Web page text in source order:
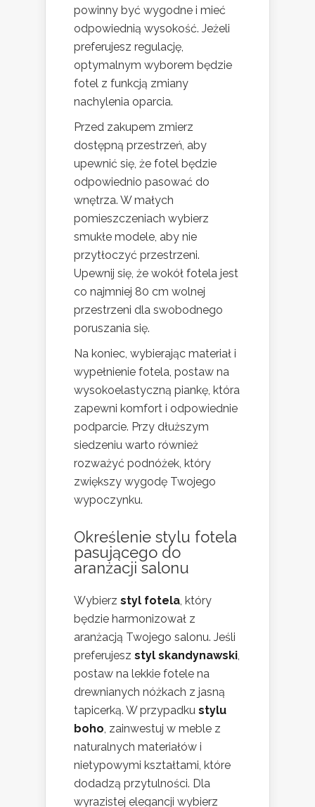
powinny być wygodne i mieć
odpowiednią wysokość. Jeżeli
preferujesz regulację,
optymalnym wyborem będzie
fotel z funkcją zmiany
nachylenia oparcia.
Przed zakupem zmierz
dostępną przestrzeń, aby
upewnić się, że fotel będzie
odpowiednio pasować do
wnętrza. W małych
pomieszczeniach wybierz
smukłe modele, aby nie
przytłoczyć przestrzeni.
Upewnij się, że wokół fotela jest
co najmniej 80 cm wolnej
przestrzeni dla swobodnego
poruszania się.
Na koniec, wybierając materiał i
wypełnienie fotela, postaw na
wysokoelastyczną piankę, która
zapewni komfort i odpowiednie
podparcie. Przy dłuższym
siedzeniu warto również
rozważyć podnóżek, który
zwiększy wygodę Twojego
wypoczynku.
Określenie stylu fotela
pasującego do
aranżacji salonu
Wybierz styl fotela, który
będzie harmonizował z
aranżacją Twojego salonu. Jeśli
preferujesz styl skandynawski,
postaw na lekkie fotele na
drewnianych nóżkach z jasną
tapicerką. W przypadku stylu
boho, zainwestuj w meble z
naturalnych materiałów i
nietypowymi kształtami, które
dodadzą przytulności. Dla
wyrazistej elegancji wybierz